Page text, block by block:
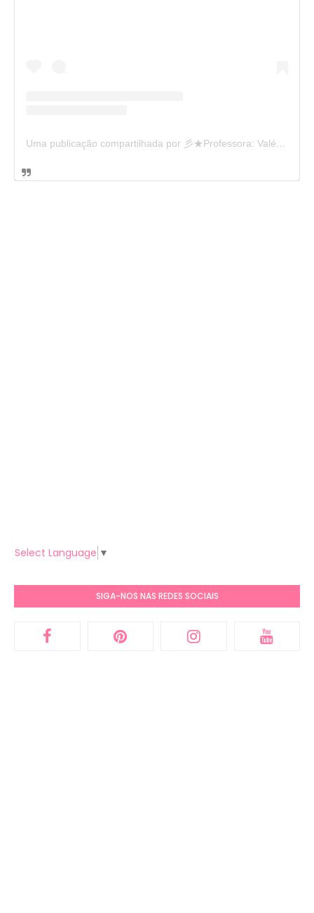
Uma publicação compartilhada por 彡★Professora: Valéria·.¸¸.· (@ensinandocomcarinho)
Select Language ▼
SIGA-NOS NAS REDES SOCIAIS